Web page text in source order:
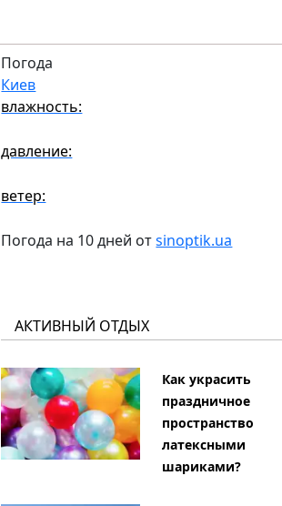
Погода
Киев
влажность:
давление:
ветер:
Погода на 10 дней отsinoptik.ua
АКТИВНЫЙ ОТДЫХ
Как украсить
праздничное
пространство
латексными
шариками?